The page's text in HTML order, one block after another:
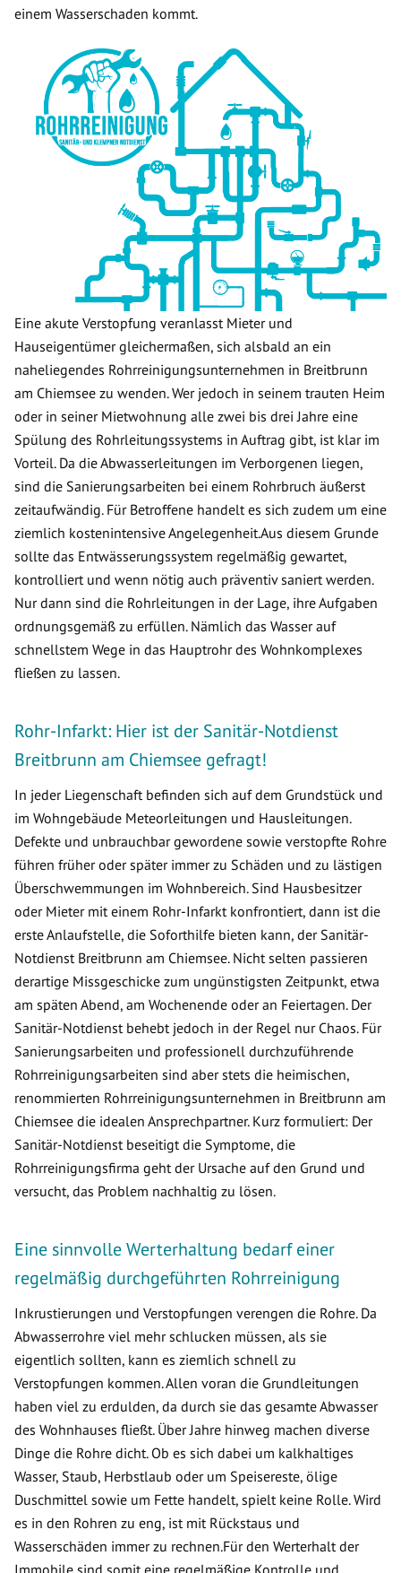
einem Wasserschaden kommt.
Eine akute Verstopfung veranlasst Mieter und
Hauseigentümer gleichermaßen, sich alsbald an ein
naheliegendes Rohrreinigungsunternehmen in Breitbrunn
am Chiemsee zu wenden. Wer jedoch in seinem trauten Heim
oder in seiner Mietwohnung alle zwei bis drei Jahre eine
Spülung des Rohrleitungssystems in Auftrag gibt, ist klar im
Vorteil. Da die Abwasserleitungen im Verborgenen liegen,
sind die Sanierungsarbeiten bei einem Rohrbruch äußerst
zeitaufwändig. Für Betroffene handelt es sich zudem um eine
ziemlich kostenintensive Angelegenheit.Aus diesem Grunde
sollte das Entwässerungssystem regelmäßig gewartet,
kontrolliert und wenn nötig auch präventiv saniert werden.
Nur dann sind die Rohrleitungen in der Lage, ihre Aufgaben
ordnungsgemäß zu erfüllen. Nämlich das Wasser auf
schnellstem Wege in das Hauptrohr des Wohnkomplexes
fließen zu lassen.
Rohr-Infarkt: Hier ist der Sanitär-Notdienst
Breitbrunn am Chiemsee gefragt!
In jeder Liegenschaft befinden sich auf dem Grundstück und
im Wohngebäude Meteorleitungen und Hausleitungen.
Defekte und unbrauchbar gewordene sowie verstopfte Rohre
führen früher oder später immer zu Schäden und zu lästigen
Überschwemmungen im Wohnbereich. Sind Hausbesitzer
oder Mieter mit einem Rohr-Infarkt konfrontiert, dann ist die
erste Anlaufstelle, die Soforthilfe bieten kann, der Sanitär-
Notdienst Breitbrunn am Chiemsee. Nicht selten passieren
derartige Missgeschicke zum ungünstigsten Zeitpunkt, etwa
am späten Abend, am Wochenende oder an Feiertagen. Der
Sanitär-Notdienst behebt jedoch in der Regel nur Chaos. Für
Sanierungsarbeiten und professionell durchzuführende
Rohrreinigungsarbeiten sind aber stets die heimischen,
renommierten Rohrreinigungsunternehmen in Breitbrunn am
Chiemsee die idealen Ansprechpartner. Kurz formuliert: Der
Sanitär-Notdienst beseitigt die Symptome, die
Rohrreinigungsfirma geht der Ursache auf den Grund und
versucht, das Problem nachhaltig zu lösen.
Eine sinnvolle Werterhaltung bedarf einer
regelmäßig durchgeführten Rohrreinigung
Inkrustierungen und Verstopfungen verengen die Rohre. Da
Abwasserrohre viel mehr schlucken müssen, als sie
eigentlich sollten, kann es ziemlich schnell zu
Verstopfungen kommen. Allen voran die Grundleitungen
haben viel zu erdulden, da durch sie das gesamte Abwasser
des Wohnhauses fließt. Über Jahre hinweg machen diverse
Dinge die Rohre dicht. Ob es sich dabei um kalkhaltiges
Wasser, Staub, Herbstlaub oder um Speisereste, ölige
Duschmittel sowie um Fette handelt, spielt keine Rolle. Wird
es in den Rohren zu eng, ist mit Rückstaus und
Wasserschäden immer zu rechnen.Für den Werterhalt der